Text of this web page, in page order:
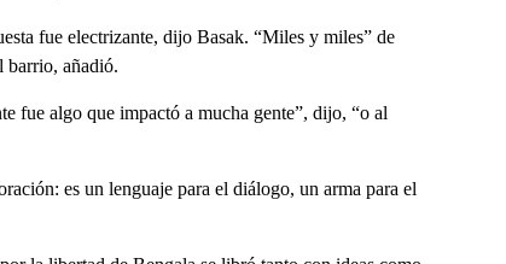
fue electrizante, dijo Basak. “Miles y miles” de
barrio, añadió.
fue algo que impactó a mucha gente”, dijo, “o al
es un lenguaje para el diálogo, un arma para el